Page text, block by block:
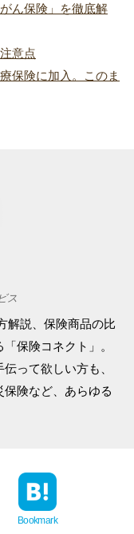
ん保険」を徹底解
意点
保険に加入。このま
ス
解説、保険商品の比
保険コネクト」。
って欲しい方も、
険など、あらゆる
Bookmark